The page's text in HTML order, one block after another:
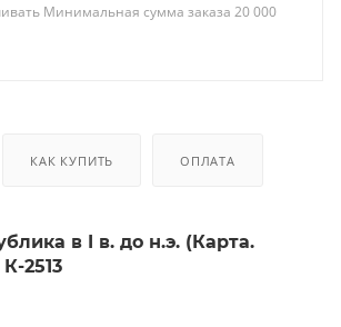
Минимальная сумма заказа 20 000
КАК КУПИТЬ ОПЛАТА
в I в. до н.э. (Карта.
2513